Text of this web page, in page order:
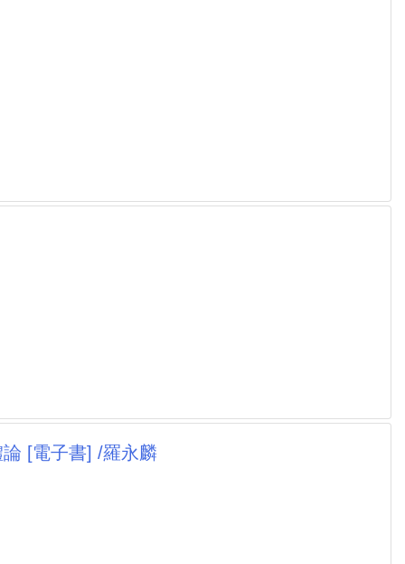
[電子書] /羅永麟